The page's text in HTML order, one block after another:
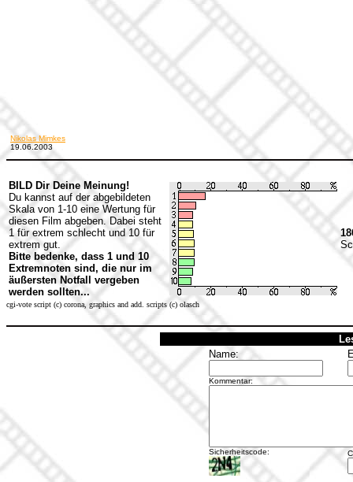
Nikolas Mimkes
19.06.2003
BILD Dir Deine Meinung!
Du kannst auf der abgebildeten
Skala von 1-10 eine Wertung für
diesen Film abgeben. Dabei steht
1 für extrem schlecht und 10 für
extrem gut.
Bitte bedenke, dass 1 und 10
Extremnoten sind, die nur im
äußersten Notfall vergeben
werden sollten...
cgi-vote script (c) corona, graphics and add. scripts (c) olasch
Name:
Kommentar:
Sicherheitscode: